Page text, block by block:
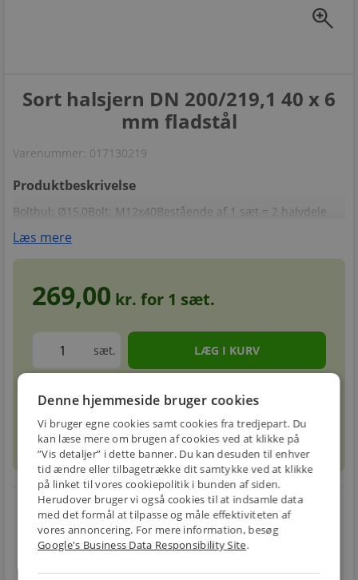
zoom_in
Sort halsjern DN 200/219,1 40 x 6
mm fladstål
Varenummer: 017130219
Produktbeskrivelse
Bolthul: Ø15,0Bolt: M12x40Bestående af 1 sæt = 2 halvdele
Læs mere
269,00 kr. for 1 sæt.
sæt.
circleForventet leveringstid: 1-3 hverdageinfo
sellPrismatchinfo
E-MÆRKET
Handle trygt hos
local_shipping
BILLIG
FRAGT
Fra 49,00 kr.
restart_alt
30 DAGES
Nem returnering
Denne hjemmeside bruger cookies
Vi bruger egne cookies samt cookies fra tredjepart. Du
kan læse mere om brugen af cookies ved at klikke på
”Vis detaljer” i dette banner. Du kan desuden til enhver
tid ændre eller tilbagetrække dit samtykke ved at klikke
på linket til vores cookiepolitik i bunden af siden.
Herudover bruger vi også cookies til at indsamle data
med det formål at tilpasse og måle effektiviteten af
vores annoncering. For mere information, besøg
Google's Business Data Responsibility Site.